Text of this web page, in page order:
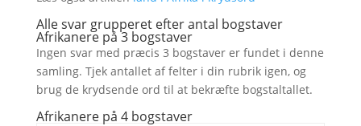
Alle svar grupperet efter antal bogstaver
Afrikanere på 3 bogstaver
Ingen svar med præcis 3 bogstaver er fundet i denne
samling. Tjek antallet af felter i din rubrik igen, og
brug de krydsende ord til at bekræfte bogstaltallet.
Afrikanere på 4 bogstaver